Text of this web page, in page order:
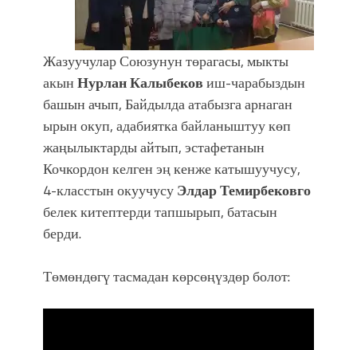
Жазуучулар Союзунун төрагасы, мыкты
акынНурлан Калыбековиш-чарабыздын
башын ачып, Байдылда атабызга арнаган
ырын окуп, адабиятка байланыштуу көп
жаңылыктарды айтып, эстафетанын
Кочкордон келген эң кенже катышуучусу,
4-класстын окуучусуЭлдар Темирбековго
белек китептерди тапшырып, батасын
берди.
Төмөндөгү тасмадан көрсөңүздөр болот: